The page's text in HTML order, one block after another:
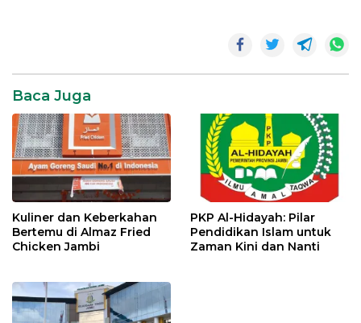
Baca Juga
Kuliner dan Keberkahan
Bertemu di Almaz Fried
Chicken Jambi
PKP Al-Hidayah: Pilar
Pendidikan Islam untuk
Zaman Kini dan Nanti